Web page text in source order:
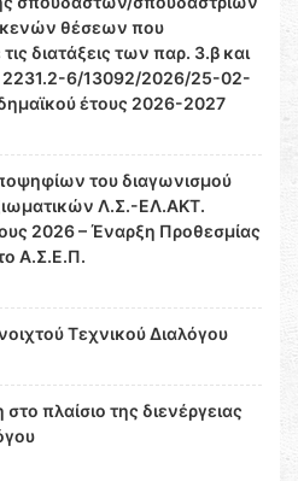
κενών θέσεων που
διατάξεις των παρ. 3.β και
2231.2-6/13092/2026/25-02-
έτους 2026-2027
του διαγωνισμού
Λ.Σ.-ΕΛ.ΑΚΤ.
2026 – Έναρξη Προθεσμίας
Α.Σ.Ε.Π.
Τεχνικού Διαλόγου
πλαίσιο της διενέργειας